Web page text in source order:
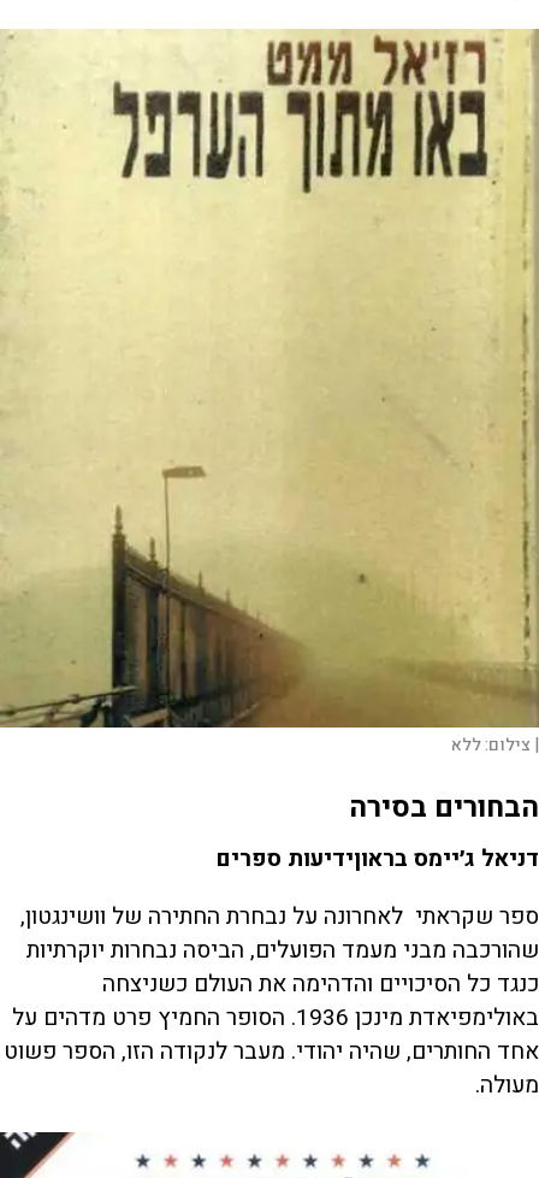
| צילום:ללא
הבחורים בסירה
דניאל ג׳יימס בראוןידיעות ספרים
ספר שקראתי לאחרונה על נבחרת החתירה של וושינגטון,
שהורכבה מבני מעמד הפועלים, הביסה נבחרות יוקרתיות
כנגד כל הסיכויים והדהימה את העולם כשניצחה
באולימפיאדת מינכן 1936. הסופר החמיץ פרט מדהים על
אחד החותרים, שהיה יהודי. מעבר לנקודה הזו, הספר פשוט
מעולה.